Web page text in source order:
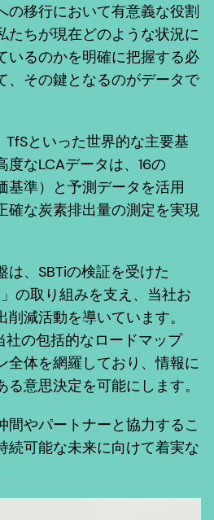
の移行において有意義な役割
たちが現在どのような状況に
いるのかを明確に把握する必
、その鍵となるのがデータで
TfSといった世界的な主要基
なLCAデータは、16の
基準）と予測データを活用
確な炭素排出量の測定を実現
は、SBTiの検証を受けた
の取り組みを支え、当社お
減活動を導いています。
社の包括的なロードマップ
全体を網羅しており、情報に
意思決定を可能にします。
間やパートナーと協力するこ
続可能な未来に向けて着実な